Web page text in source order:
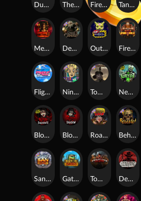
Duck Hunters Fire in the Hole 3
Dead, Dead, or Deader
Mental 2
Tombstone Slaughter
Blood & Shadow
Blood & Shadow 2
The Crypt
Outsourced
Beheaded
Nexus The Crypt
Gator Hunters
Tombstone RIP
Tanked
Fire In The Hole xBomb
Road Rage
Nine To Five
Flight Mode
San Quentin xWays
Dead Canary